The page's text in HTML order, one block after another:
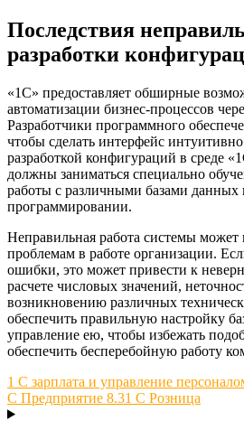
Последствия
разработки
«1С» предоставляет обширные
автоматизации бизнес-процессов
Разработчики программного
чтобы сделать интерфейс
разработкой конфигураций в среде
должны заниматься специально
работы с различными базами данных
программировании.
Неправильная работа системы может
проблемам в работе организации.
ошибки, это может привести к
расчете числовых значений,
возникновению различных
обеспечить правильную настройку
управление ею, чтобы избежать
обеспечить бесперебойную работу
1 С зарплата и управление
С Предприятие 8.31 С Розница